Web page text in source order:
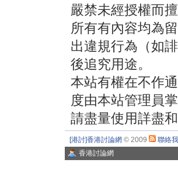
嚴禁未經授權而
所有有內容均為
出違規行為（如
後追究用途。
本站有權在不作
度由本站管理員
請盡量使用詳盡
[港討]香港討論網 © 2009 聯絡
香港討論網